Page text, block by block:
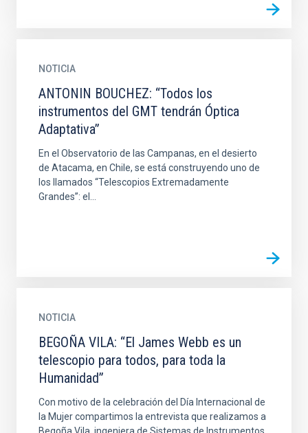
NOTICIA
ANTONIN BOUCHEZ: “Todos los
instrumentos del GMT tendrán Óptica
Adaptativa”
En el Observatorio de las Campanas, en el desierto
de Atacama, en Chile, se está construyendo uno de
los llamados “Telescopios Extremadamente
Grandes”: el...
NOTICIA
BEGOÑA VILA: “El James Webb es un
telescopio para todos, para toda la
Humanidad”
Con motivo de la celebración del Día Internacional de
la Mujer compartimos la entrevista que realizamos a